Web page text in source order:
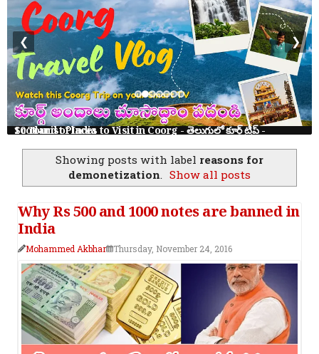
10 Tourist Places to Visit in Coorg - తెలుగులో కూర్గ్ ట్రిప్ - Scotland of India
❮ ❯
Showing posts with label reasons for
demonetization. Show all posts
Why Rs 500 and 1000 notes are banned in
India
Mohammed Akbhar Thursday, November 24, 2016